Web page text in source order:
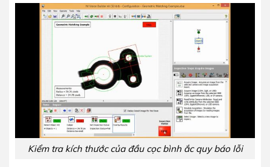
Kiểm tra kích thước của đầu cọc bình ắc quy báo lỗi